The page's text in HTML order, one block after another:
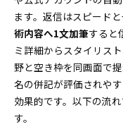
ます。返信はスピード
術内容へ1文加筆すると
ミ詳細からスタイリス
野と空き枠を同画面で
名の併記が評価されやす
効果的です。以下の流
す。